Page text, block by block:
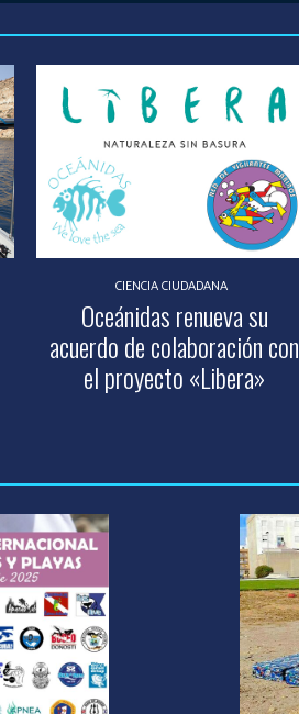
CIENCIA CIUDADANA
Oceánidas renueva su
acuerdo de colaboración con
el proyecto «Libera»